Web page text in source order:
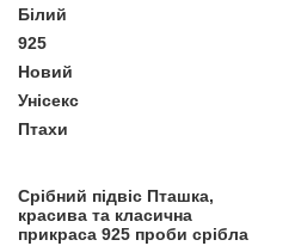
Білий
925
Новий
Унісекс
Птахи
Срібний підвіс Пташка,
красива та класична
прикраса 925 проби срібла